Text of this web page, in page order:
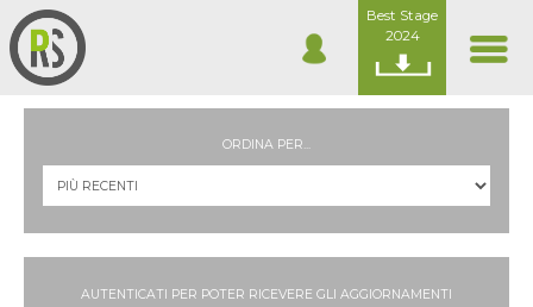
Best Stage
2024
ORDINA PER...
AUTENTICATI PER POTER RICEVERE GLI AGGIORNAMENTI